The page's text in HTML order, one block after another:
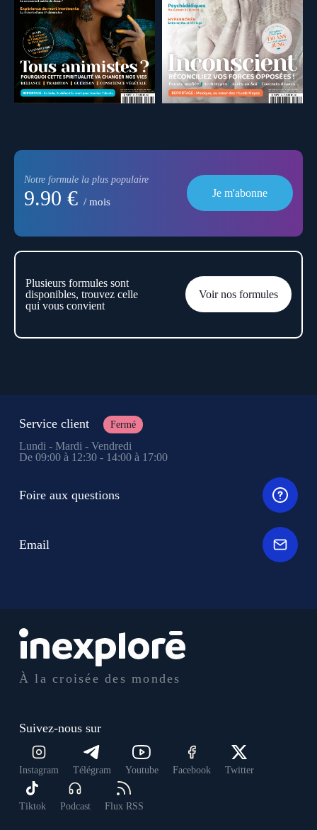
Notre formule la plus populaire
9.90 € / mois
Je m'abonne
Plusieurs formules sont
disponibles, trouvez celle
qui vous convient
Voir nos formules
À la croisée des mondes
Suivez-nous sur
Instagram Télégram Youtube Facebook Twitter
Tiktok Podcast Flux RSS
Service client Fermé
Lundi - Mardi - Vendredi
De 09:00 à 12:30 - 14:00 à 17:00
Foire aux questions
Email